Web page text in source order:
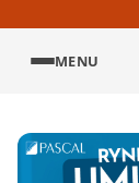
MENU